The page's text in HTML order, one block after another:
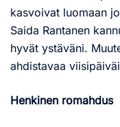
kasvoivat luomaan
Saida Rantanen
hyvät ystäväni.
ahdistavaa
Henkinen romahdus